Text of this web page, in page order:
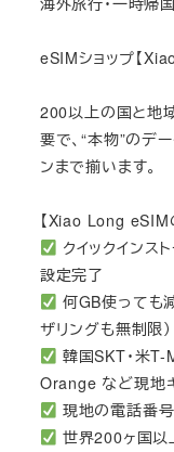
eSIMショップ【
200以上の国と地
要で、“本物”のデ
ンまで揃います。
【Xiao Long eSIM
クイックインス
設定完了
何GB使っても
ザリングも無制限）
韓国SKT・米T-
Orange など現地
現地の電話番
世界200ヶ国以